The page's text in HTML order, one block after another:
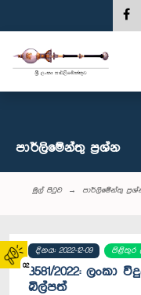
02
පාර්ලි‌මේන්තු‌ ප්‍රශ්න
මුල් පිටුව පාර්ලි‌මේන්තු‌
දිනය: 2022-12-09 පිළිතුර
3581/2022:
බිල්පත්